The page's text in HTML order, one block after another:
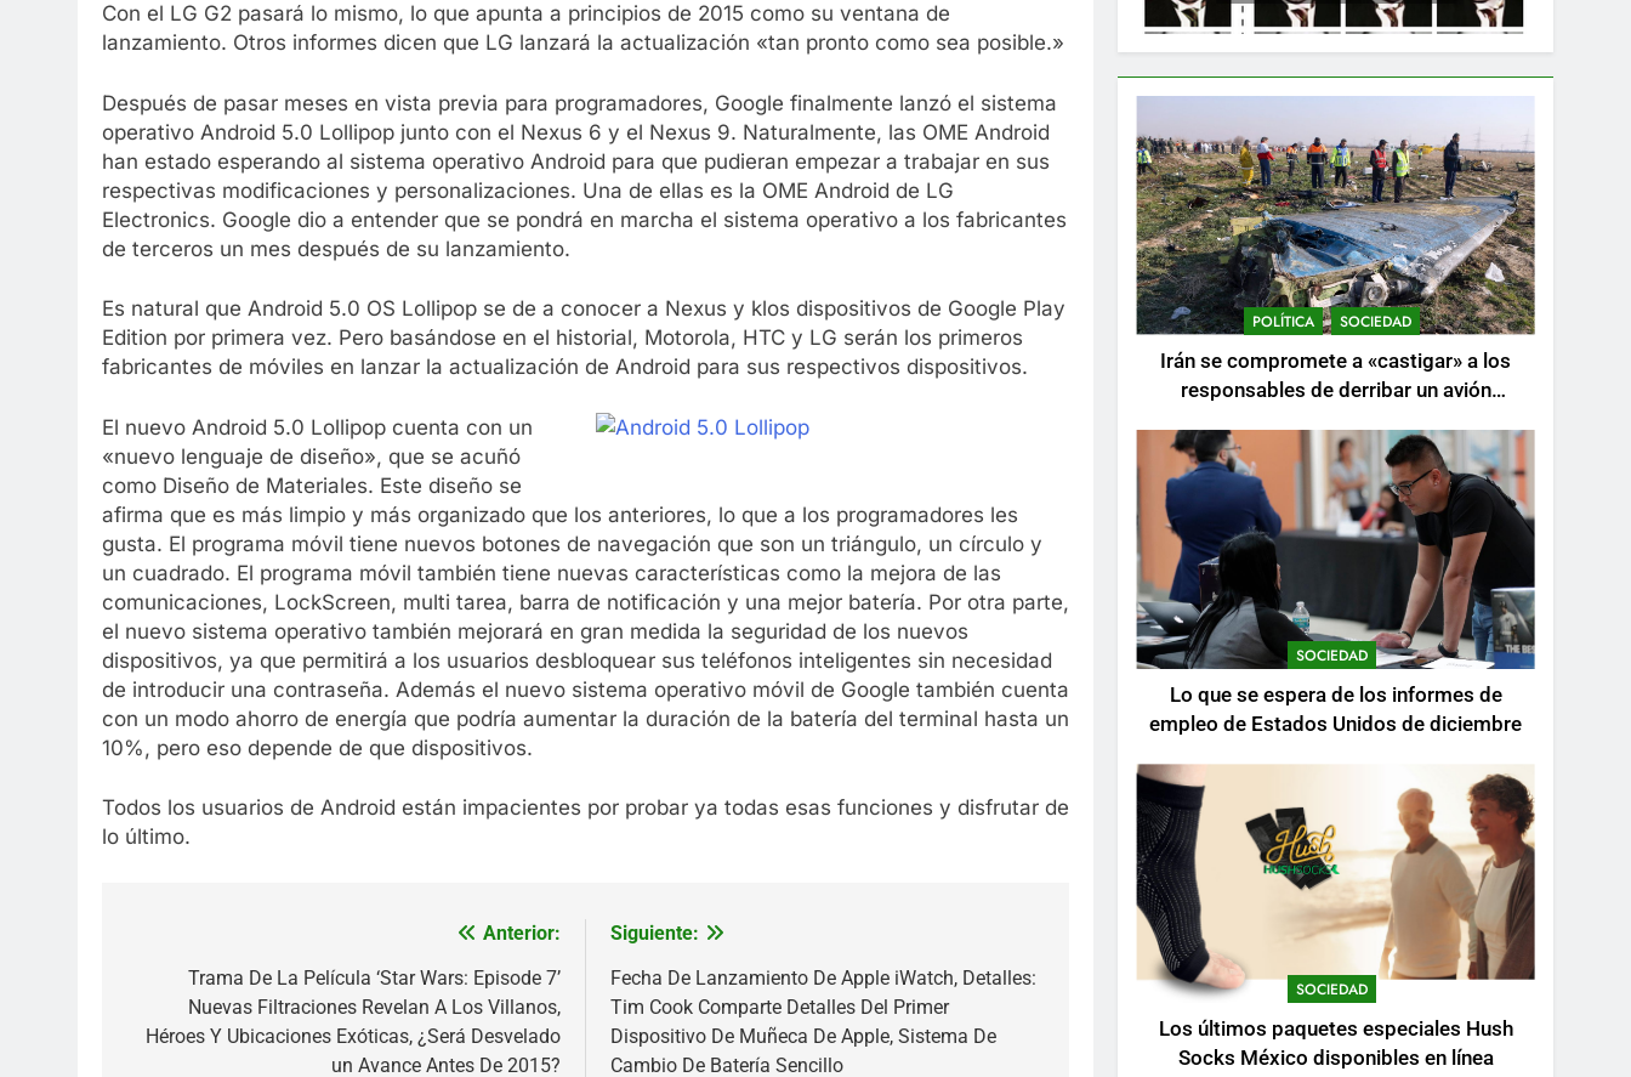
Con el LG G2 pasará lo mismo, lo que apunta a principios de 2015 como su ventana de
lanzamiento. Otros informes dicen que LG lanzará la actualización «tan pronto como sea posible.»
Después de pasar meses en vista previa para programadores, Google finalmente lanzó el sistema
operativo Android 5.0 Lollipop junto con el Nexus 6 y el Nexus 9. Naturalmente, las OME Android
han estado esperando al sistema operativo Android para que pudieran empezar a trabajar en sus
respectivas modificaciones y personalizaciones. Una de ellas es la OME Android de LG
Electronics. Google dio a entender que se pondrá en marcha el sistema operativo a los fabricantes
de terceros un mes después de su lanzamiento.
Es natural que Android 5.0 OS Lollipop se de a conocer a Nexus y klos dispositivos de Google Play
Edition por primera vez. Pero basándose en el historial, Motorola, HTC y LG serán los primeros
fabricantes de móviles en lanzar la actualización de Android para sus respectivos dispositivos.
El nuevo Android 5.0 Lollipop cuenta con un
«nuevo lenguaje de diseño», que se acuñó
como Diseño de Materiales. Este diseño se
afirma que es más limpio y más organizado que los anteriores, lo que a los programadores les
gusta. El programa móvil tiene nuevos botones de navegación que son un triángulo, un círculo y
un cuadrado. El programa móvil también tiene nuevas características como la mejora de las
comunicaciones, LockScreen, multi tarea, barra de notificación y una mejor batería. Por otra parte,
el nuevo sistema operativo también mejorará en gran medida la seguridad de los nuevos
dispositivos, ya que permitirá a los usuarios desbloquear sus teléfonos inteligentes sin necesidad
de introducir una contraseña. Además el nuevo sistema operativo móvil de Google también cuenta
con un modo ahorro de energía que podría aumentar la duración de la batería del terminal hasta un
10%, pero eso depende de que dispositivos.
Todos los usuarios de Android están impacientes por probar ya todas esas funciones y disfrutar de
lo último.
entradas
Anterior:
Trama De La Película ‘Star Wars: Episode 7’
Nuevas Filtraciones Revelan A Los Villanos,
Héroes Y Ubicaciones Exóticas, ¿Será Desvelado
un Avance Antes De 2015?
Siguiente:
Fecha De Lanzamiento De Apple iWatch, Detalles:
Tim Cook Comparte Detalles Del Primer
Dispositivo De Muñeca De Apple, Sistema De
Cambio De Batería Sencillo
POLÍTICA SOCIEDAD
Irán se compromete a «castigar» a los
responsables de derribar un avión
SOCIEDAD
Lo que se espera de los informes de
empleo de Estados Unidos de diciembre
SOCIEDAD
Los últimos paquetes especiales Hush
Socks México disponibles en línea